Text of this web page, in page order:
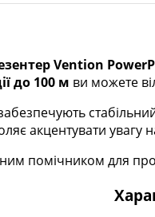
Vention
до 100 м ви можете
акцентувати увагу
помічником для